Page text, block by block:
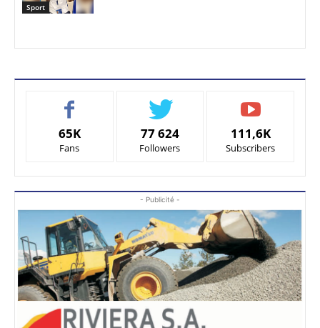
Sport
65K
Fans
77 624
Followers
111,6K
Subscribers
- Publicité -